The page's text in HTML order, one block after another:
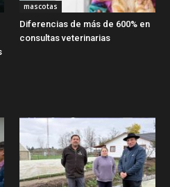
mascotas
Diferencias de más de 600% en
consultas veterinarias